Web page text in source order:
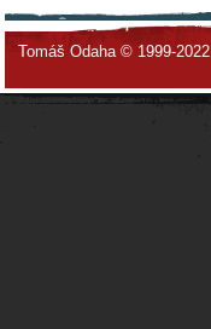
Tomáš Odaha © 1999-2022